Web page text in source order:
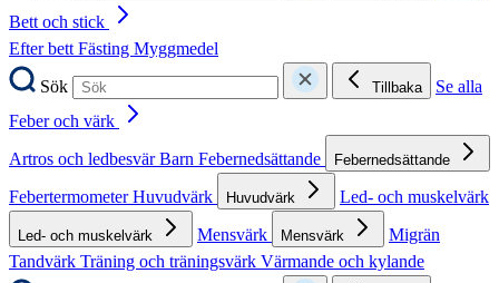
Bett och stick
Efter bettFästing Myggmedel
Sök
Tillbaka
Se alla
Feber och värk
Artros och ledbesvärBarn Febernedsättande Febernedsättande
FebertermometerHuvudvärk Huvudvärk Led- och muskelvärk
Led- och muskelvärk Mensvärk Mensvärk
Migrän
Tandvärk Träning och träningsvärk Värmande och kylande